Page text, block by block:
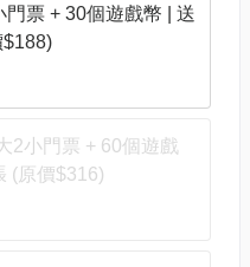
門票 + 30個遊戲幣 | 送
2小門票 + 60個遊戲
(原價$316)